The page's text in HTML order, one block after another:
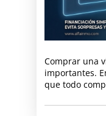
Comprar una
importantes.
que todo